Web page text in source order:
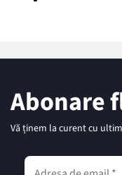
Abonare
Vă ținem la curent cu